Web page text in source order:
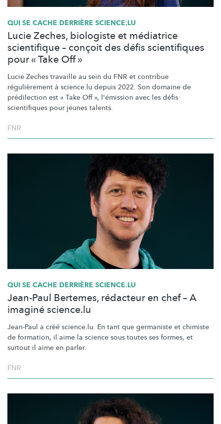
QUI SE CACHE DERRIÈRE SCIENCE.LU
Lucie Zeches, biologiste et médiatrice
scientifique – conçoit des défis scientifiques
pour « Take Off »
Lucie Zeches travaille au sein du FNR et contribue
régulièrement à science.lu depuis 2022. Son domaine de
prédilection est « Take Off », l'émission avec les défis
scientifiques pour jeunes talents.
FNR
QUI SE CACHE DERRIÈRE SCIENCE.LU
Jean-Paul Bertemes, rédacteur en chef – A
imaginé science.lu
Jean-Paul a créé science.lu. En tant que germaniste et chimiste
de formation, il aime la science sous toutes ses formes, et
surtout il aime en parler.
FNR